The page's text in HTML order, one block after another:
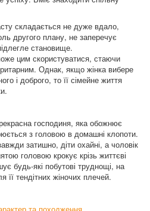
складається не дуже вдало,
другого плану, не заперечує
становище.
цим скористуватися, стаючи
Однак, якщо жінка вибере
і доброго, то її сімейне життя
господиня, яка обожнює
з головою в домашні клопоти.
затишно, діти охайні, а чоловік
головою крокує крізь життєві
будь-які побутові труднощі, на
її тендітних жіночих плечей.